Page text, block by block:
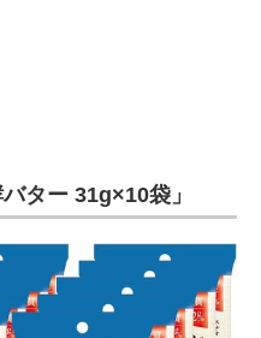
ター 31g×10袋」